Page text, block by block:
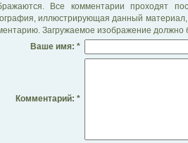
Все комментарии проходят
иллюстрирующая данный материал,
Загружаемое изображение должно
Ваше имя: *
Комментарий: *